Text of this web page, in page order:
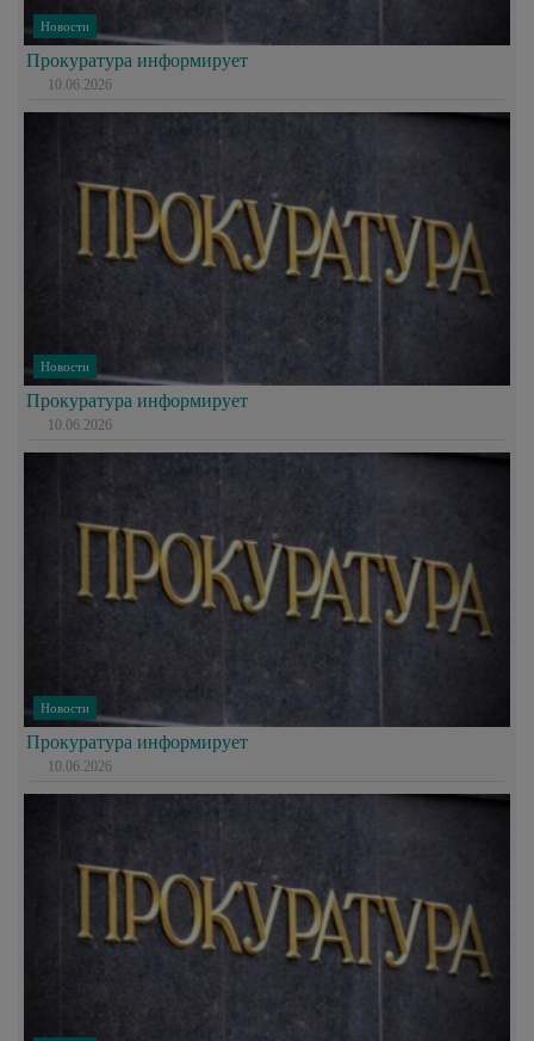
Новости
Прокуратура информирует
10.06.2026
Новости
Прокуратура информирует
10.06.2026
Новости
Прокуратура информирует
10.06.2026